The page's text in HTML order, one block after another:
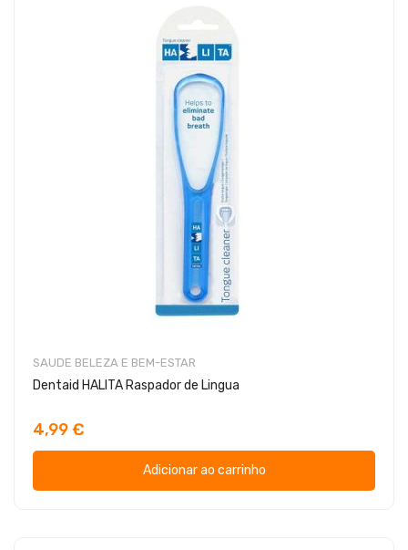
SAUDE BELEZA E BEM-ESTAR
Dentaid HALITA Raspador de Lingua
4,99 €
Adicionar ao carrinho